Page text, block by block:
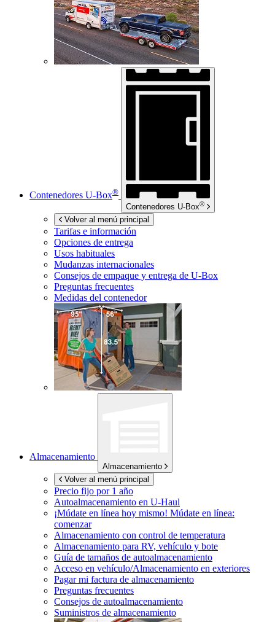
Contenedores U-Box®
Contenedores U-Box®
Volver al menú principal
Tarifas e información
Opciones de entrega
Usos habituales
Mudanzas internacionales
Consejos de empaque y entrega de U-Box
Preguntas frecuentes
Medidas del contenedor
Almacenamiento
Almacenamiento
Volver al menú principal
Precio fijo por 1 año
Autoalmacenamiento en U-Haul
¡Múdate en línea hoy mismo! Múdate en línea:
comenzar
Almacenamiento con control de temperatura
Almacenamiento para RV, vehículo y bote
Guía de tamaños de autoalmacenamiento
Acceso en vehículo/Almacenamiento en exteriores
Pagar mi factura de almacenamiento
Preguntas frecuentes
Consejos de autoalmacenamiento
Suministros de almacenamiento